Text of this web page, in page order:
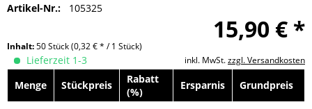
Artikel-Nr.: 105325
15,90 € *
Inhalt:50 Stück(0,32 € * / 1 Stück)
inkl. MwSt.zzgl. Versandkosten
Lieferzeit 1-3
Menge
Stückpreis
Rabatt
(%)
Ersparnis Grundpreis